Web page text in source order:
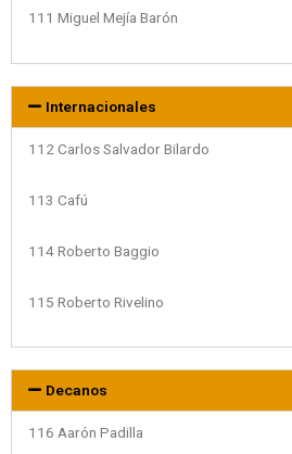
111 Miguel Mejía Barón
Internacionales
112 Carlos Salvador Bilardo
113 Cafú
114 Roberto Baggio
115 Roberto Rivelino
Decanos
116 Aarón Padilla